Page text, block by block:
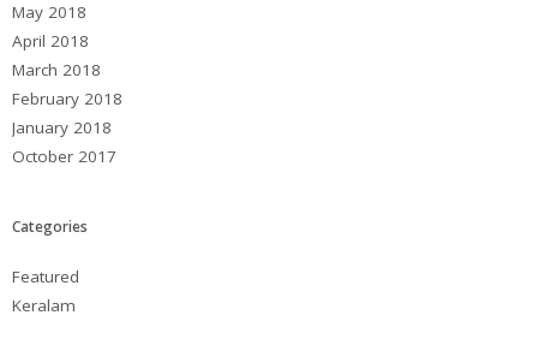
May 2018
April 2018
March 2018
February 2018
January 2018
October 2017
Categories
Featured
Keralam